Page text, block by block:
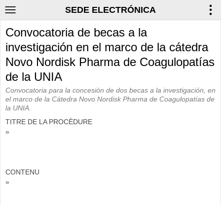
SEDE ELECTRÓNICA
Convocatoria de becas a la
investigación en el marco de la cátedra
Novo Nordisk Pharma de Coagulopatías
de la UNIA
Convocatoria para la concesión de dos becas a la investigación, en
el marco de la Cátedra Novo Nordisk Pharma de Coagulopatías de
la UNIA.
TITRE DE LA PROCÈDURE
»
CONTENU
»